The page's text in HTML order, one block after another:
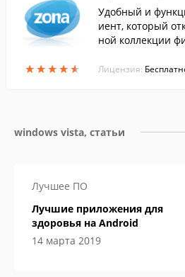
★★★★★
★★★★★
Удобный и
иент, который
ной коллекции
Лицензия:
windows vista, статьи
Лучшее ПО
Лучшие приложения для
здоровья на Android
14 марта 2019